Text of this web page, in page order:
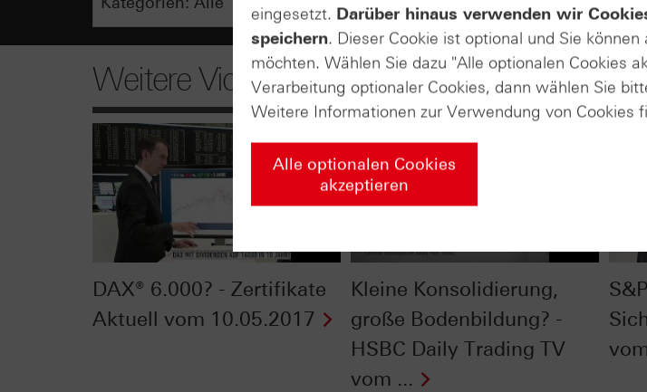
Weitere Videos
DAX® 6.000? - Zertifikate
Aktuell vom 10.05.2017
Kleine Konsolidierung,
große Bodenbildung? -
HSBC Daily Trading TV
vom ...
eingesetzt. Darüber hinaus verwenden wir
speichern. Dieser Cookie ist optional und Sie
möchten. Wählen Sie dazu "Alle optionalen Cookies
Verarbeitung optionaler Cookies, dann wählen Sie
Weitere Informationen zur Verwendung von Cookies
Alle optionalen Cookies
akzeptieren